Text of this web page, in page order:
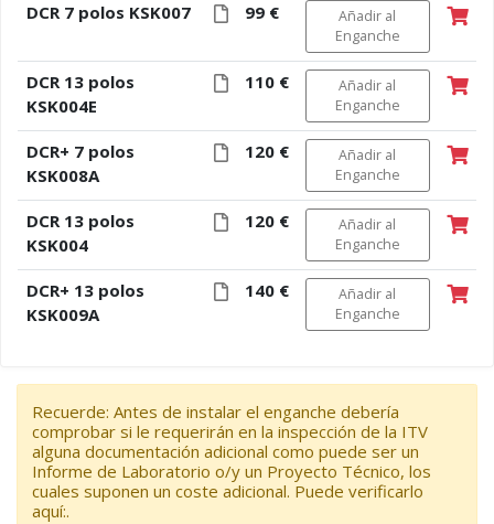
DCR 7 polos KSK007 99 €
Añadir al
Enganche
DCR 13 polos
KSK004E
110 €
Añadir al
Enganche
DCR+ 7 polos
KSK008A
120 €
Añadir al
Enganche
DCR 13 polos
KSK004
120 €
Añadir al
Enganche
DCR+ 13 polos
KSK009A
140 €
Añadir al
Enganche
Recuerde: Antes de instalar el enganche debería
comprobar si le requerirán en la inspección de la ITV
alguna documentación adicional como puede ser un
Informe de Laboratorio o/y un Proyecto Técnico, los
cuales suponen un coste adicional. Puede verificarlo
aquí:.